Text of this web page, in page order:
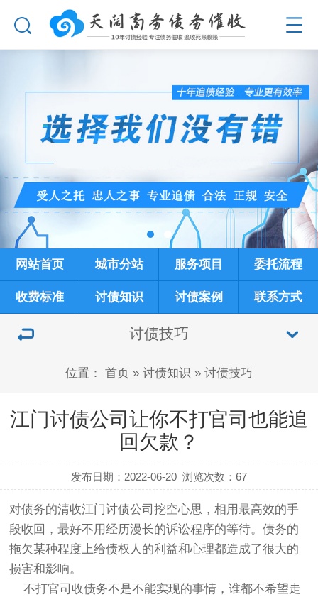
网站首页 城市分站 服务项目 委托流程
收费标准 讨债知识 讨债案例 联系方式
讨债技巧
位置： 首页 » 讨债知识 » 讨债技巧
江门讨债公司让你不打官司也能追
回欠款？
发布日期：2022-06-20 浏览次数：67
对债务的清收江门讨债公司挖空心思，相用最高效的手
段收回，最好不用经历漫长的诉讼程序的等待。债务的
拖欠某种程度上给债权人的利益和心理都造成了很大的
损害和影响。
不打官司收债务不是不能实现的事情，谁都不希望走